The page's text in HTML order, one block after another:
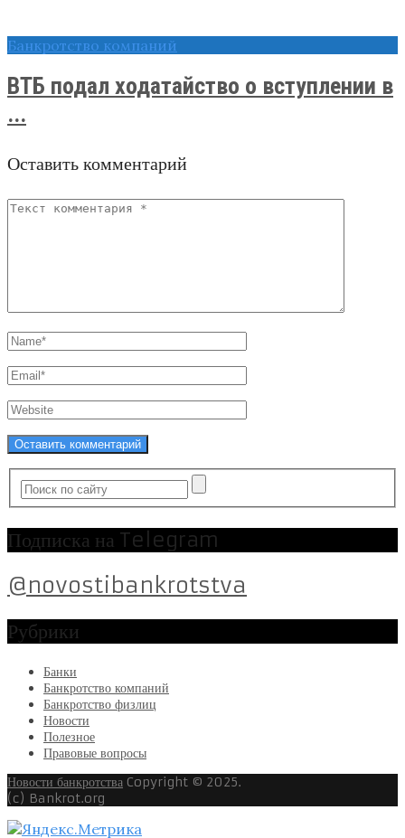
Банкротство компаний
ВТБ подал ходатайство о вступлении в
...
Оставить комментарий
Подписка на Telegram
@novostibankrotstva
Рубрики
Банки
Банкротство компаний
Банкротство физлиц
Новости
Полезное
Правовые вопросы
Новости банкротства Copyright © 2025.
(c) Bankrot.org